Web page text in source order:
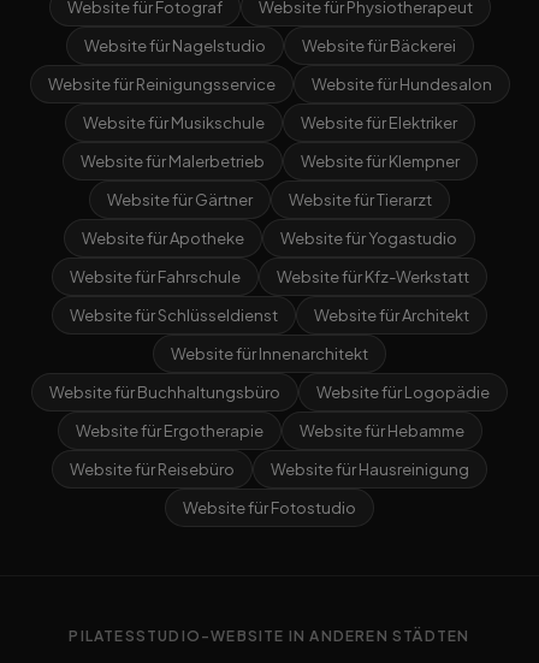
Website für Fotograf
Website für Physiotherapeut
Website für Nagelstudio
Website für Bäckerei
Website für Reinigungsservice
Website für Hundesalon
Website für Musikschule
Website für Elektriker
Website für Malerbetrieb
Website für Klempner
Website für Gärtner
Website für Tierarzt
Website für Apotheke
Website für Yogastudio
Website für Fahrschule
Website für Kfz-Werkstatt
Website für Schlüsseldienst
Website für Architekt
Website für Innenarchitekt
Website für Buchhaltungsbüro
Website für Logopädie
Website für Ergotherapie
Website für Hebamme
Website für Reisebüro
Website für Hausreinigung
Website für Fotostudio
PILATESSTUDIO-WEBSITE IN ANDEREN STÄDTEN